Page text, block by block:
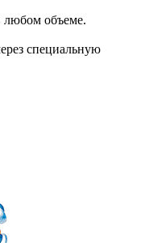
любом объеме.
специальную